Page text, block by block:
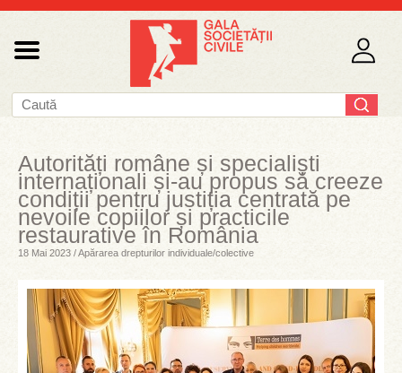
Autorități române și specialiști
internaționali și-au propus să creeze
condiții pentru justiția centrată pe
nevoile copiilor și practicile
restaurative în România
18 Mai 2023 / Apărarea drepturilor individuale/colective